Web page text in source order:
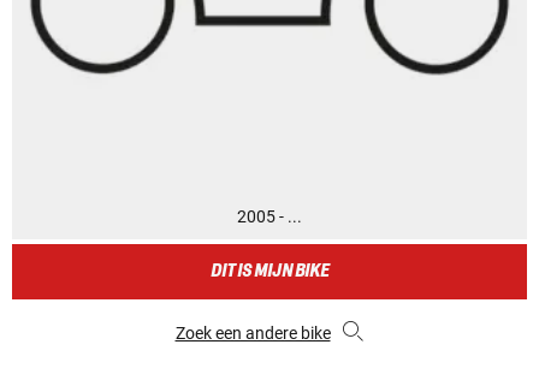
2005 - ...
DIT IS MIJN BIKE
Zoek een andere bike